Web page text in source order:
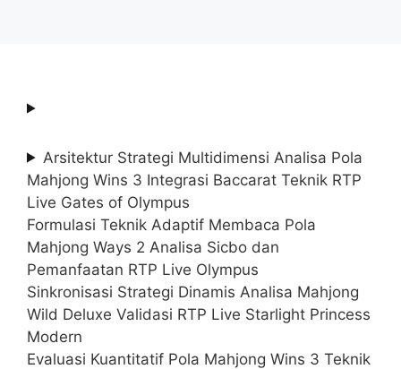
Arsitektur Strategi Multidimensi Analisa Pola
Mahjong Wins 3 Integrasi Baccarat Teknik RTP
Live Gates of Olympus
Formulasi Teknik Adaptif Membaca Pola
Mahjong Ways 2 Analisa Sicbo dan
Pemanfaatan RTP Live Olympus
Sinkronisasi Strategi Dinamis Analisa Mahjong
Wild Deluxe Validasi RTP Live Starlight Princess
Modern
Evaluasi Kuantitatif Pola Mahjong Wins 3 Teknik